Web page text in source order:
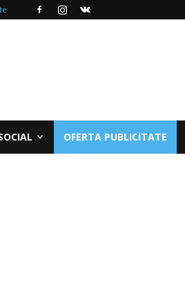
OFERTA PUBLICITATE